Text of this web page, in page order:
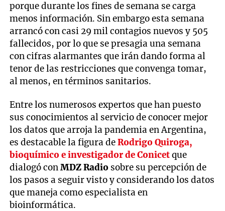
porque durante los fines de semana se carga
menos información. Sin embargo esta semana
arrancó con casi 29 mil contagios nuevos y 505
fallecidos, por lo que se presagia una semana
con cifras alarmantes que irán dando forma al
tenor de las restricciones que convenga tomar,
al menos, en términos sanitarios.
Entre los numerosos expertos que han puesto
sus conocimientos al servicio de conocer mejor
los datos que arroja la pandemia en Argentina,
es destacable la figura deRodrigo Quiroga,
bioquímico e investigador de Conicetque
dialogó conMDZ Radio sobre su percepción de
los pasos a seguir visto y considerando los datos
que maneja como especialista en
bioinformática.